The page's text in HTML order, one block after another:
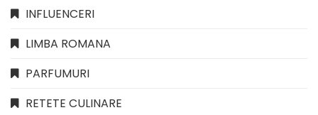
INFLUENCERI
LIMBA ROMANA
PARFUMURI
RETETE CULINARE